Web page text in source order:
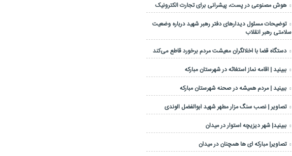
هوش مصنوعی در پست، پیشرانی برای تجارت الکترونیک
توضیحات مسئول دیدارهای دفتر رهبر شهید درباره وضعیت
سلامتی رهبر انقلاب
دستگاه قضا با اخلالگران معیشت مردم برخورد قاطع می‌کند
ببینید | اقامه نماز استغاثه در شهرستان مبارکه
ببینید | مردم همیشه در صحنه شهرستان مبارکه
تصاویر | نصب سنگ مزار مطهر شهید ابوالفضل الوندی
ببینید| شهر دیزیچه استوار در میدان
تصاویر| مبارکه ای ها همچنان در میدان